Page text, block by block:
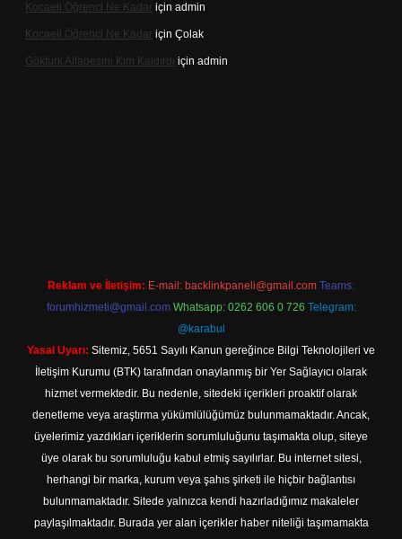
Kocaeli Öğrenci Ne Kadar için admin
Kocaeli Öğrenci Ne Kadar için Çolak
Göktürk Alfabesini Kim Kaldırdı için admin
Reklam ve İletişim: E-mail: backlinkpaneli@gmail.com Teams:
forumhizmeti@gmail.com Whatsapp: 0262 606 0 726 Telegram:
@karabul
Yasal Uyarı: Sitemiz, 5651 Sayılı Kanun gereğince Bilgi Teknolojileri ve
İletişim Kurumu (BTK) tarafından onaylanmış bir Yer Sağlayıcı olarak
hizmet vermektedir. Bu nedenle, sitedeki içerikleri proaktif olarak
denetleme veya araştırma yükümlülüğümüz bulunmamaktadır. Ancak,
üyelerimiz yazdıkları içeriklerin sorumluluğunu taşımakta olup, siteye
üye olarak bu sorumluluğu kabul etmiş sayılırlar. Bu internet sitesi,
herhangi bir marka, kurum veya şahıs şirketi ile hiçbir bağlantısı
bulunmamaktadır. Sitede yalnızca kendi hazırladığımız makaleler
paylaşılmaktadır. Burada yer alan içerikler haber niteliği taşımamakta